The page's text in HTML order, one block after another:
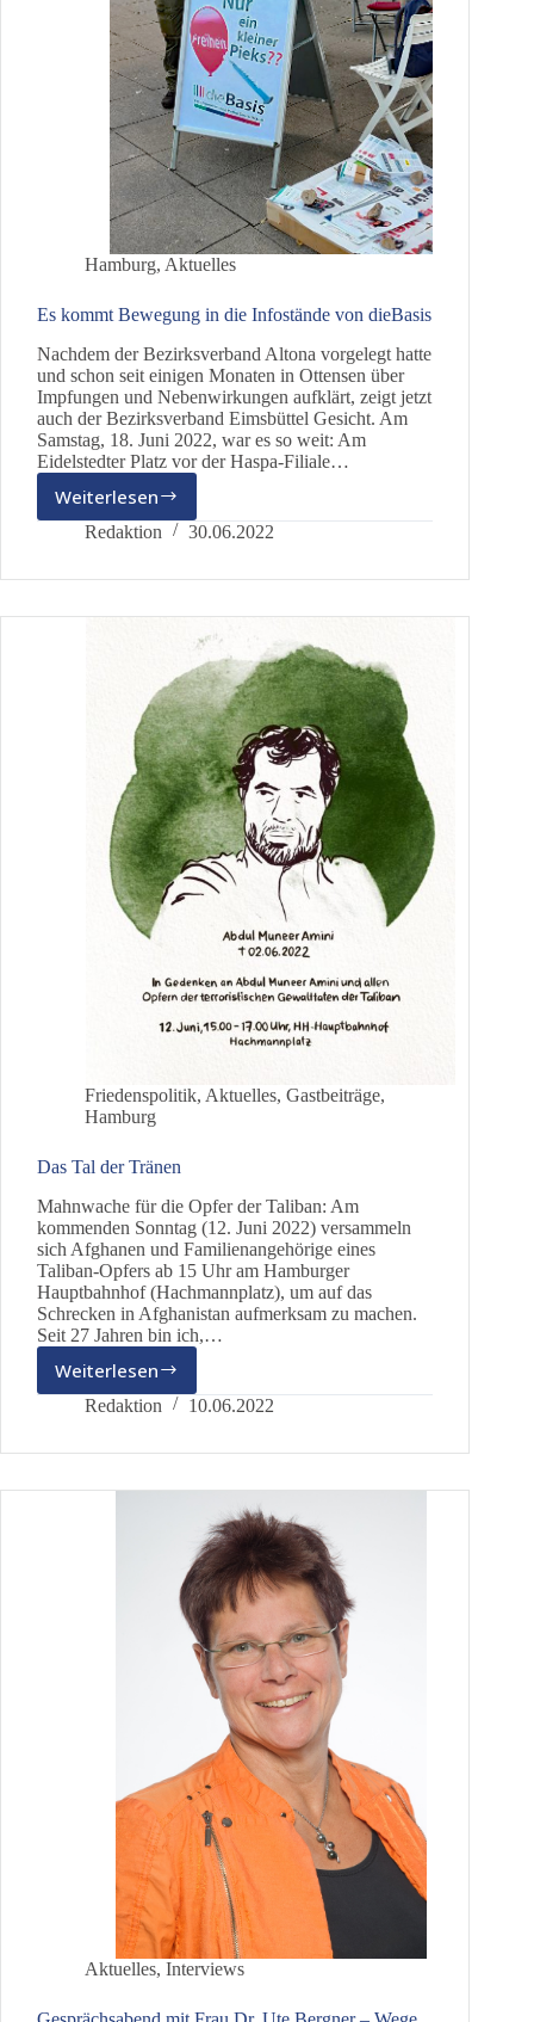
Hamburg, Aktuelles
Es kommt Bewegung in die Infostände von dieBasis
Nachdem der Bezirksverband Altona vorgelegt hatte
und schon seit einigen Monaten in Ottensen über
Impfungen und Nebenwirkungen aufklärt, zeigt jetzt
auch der Bezirksverband Eimsbüttel Gesicht. Am
Samstag, 18. Juni 2022, war es so weit: Am
Eidelstedter Platz vor der Haspa-Filiale…
Weiterlesen
Es
kommt
in
dieBasis
Redaktion 30.06.2022
Friedenspolitik, Aktuelles, Gastbeiträge,
Hamburg
Das Tal der Tränen
Mahnwache für die Opfer der Taliban: Am
kommenden Sonntag (12. Juni 2022) versammeln
sich Afghanen und Familienangehörige eines
Taliban-Opfers ab 15 Uhr am Hamburger
Hauptbahnhof (Hachmannplatz), um auf das
Schrecken in Afghanistan aufmerksam zu machen.
Seit 27 Jahren bin ich,…
Weiterlesen
Das
Tal
Tränen
Redaktion 10.06.2022
Aktuelles, Interviews